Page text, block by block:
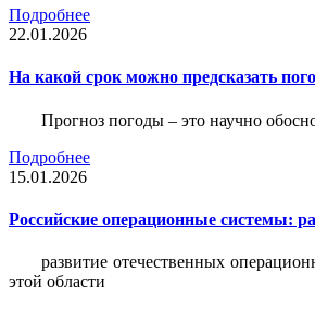
Подробнее
22.01.2026
На какой срок можно предсказать
Прогноз погоды – это научно
Подробнее
15.01.2026
Российские операционные системы:
развитие отечественных
этой области